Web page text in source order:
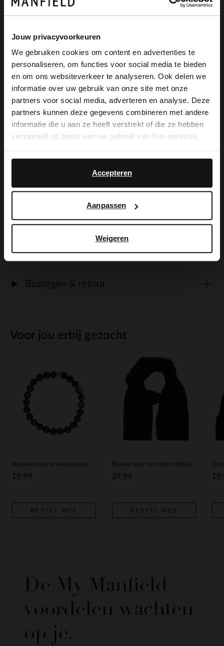
Jouw privacyvoorkeuren
We gebruiken cookies om content en advertenties te
personaliseren, om functies voor social media te bieden
en om ons websiteverkeer te analyseren. Ook delen we
informatie over uw gebruik van onze site met onze
partners voor social media, adverteren en analyse. Deze
partners kunnen deze gegevens combineren met andere
informatie die u aan ze heeft verstrekt of die ze hebben
verzameld op basis van uw gebruik van hun services.
Accepteren
Aanpassen
Weigeren
Voor jou erbij gezocht
Blauwe heren kralenarmband
19.99
BESTEL MEE
Blauwe sjaal met ribbel details
29.99
BESTEL MEE
Omschrijving
Blauwe suède loafers van Manfield met
een witte zool van 3 cm en een hoog
detail wat tot over de voorvoet heen
loopt. We adviseren als verzorging en
bescherming suède/nubuck spray in
Alles over dit product
Maattabel
Bezorgen & retour
De My Manfield
voordelen wachten
op je.
×
View this website in English?
It looks like your language isn't Dutch. Would
you like to switch to English?
English